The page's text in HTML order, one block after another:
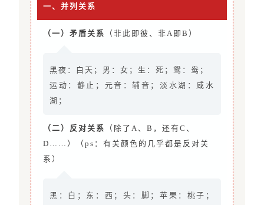
一、并列关系
（一）矛盾关系 （非此即彼、非A即B）
黑夜：白天；男：女；生：死；鸳：鸯；
运动：静止；元音：辅音；淡水湖：咸水
湖；
（二）反对关系
（除了A、B，还有C、
D……）（ps：有关颜色的几乎都是反对关
系）
黑：白；东：西；头：脚；苹果：桃子；